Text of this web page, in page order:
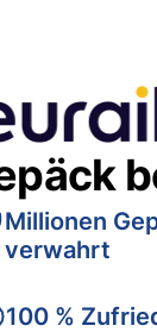
Millionen
verwahrt
100 %